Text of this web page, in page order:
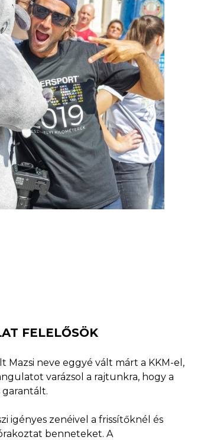
FELELŐSÖK
Mazsi neve eggyé vált márt a KKM-el,
varázsol a rajtunkra, hogy a
garantált.
igényes zenéivel a frissítőknél és
benneteket. A